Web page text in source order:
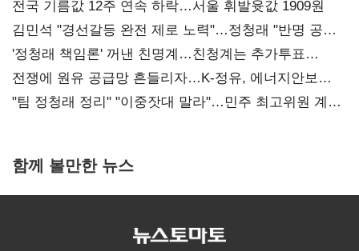
전국 기름값 12주 연속 하락…서울 휘발윳값 1909원
김민석 "경선갈등 완전 제로 노력"…정청래 "반명 공세
사과부터"
'정청래 책임론' 꺼낸 친명계…친청계는 추가투표
때리기
전쟁에 원유 공급망 흔들리자…K-정유, 에너지안보
핵심으로 재부상
"팀 정청래 정리" "이중잣대 말라"…민주 최고위원 계파
함께 볼만한 뉴스